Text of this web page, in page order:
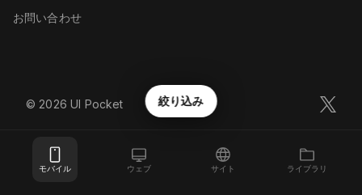
モバイル ウェブ サイト ライブラリ
絞り込み
お問い合わせ
©︎ 2026 UI Pocket